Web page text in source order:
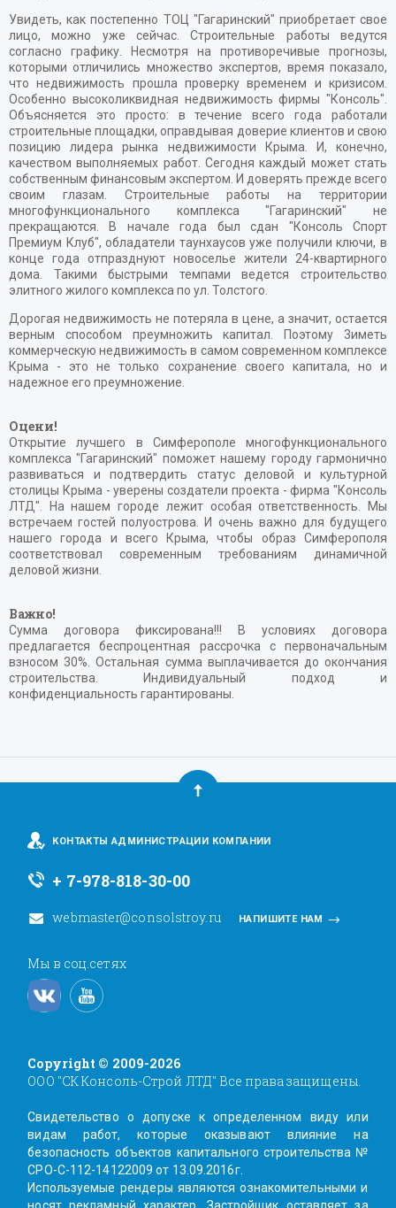
Увидеть, как постепенно ТОЦ "Гагаринский" приобретает свое
лицо, можно уже сейчас. Строительные работы ведутся
согласно графику. Несмотря на противоречивые прогнозы,
которыми отличились множество экспертов, время показало,
что недвижимость прошла проверку временем и кризисом.
Особенно высоколиквидная недвижимость фирмы "Консоль".
Объясняется это просто: в течение всего года работали
строительные площадки, оправдывая доверие клиентов и свою
позицию лидера рынка недвижимости Крыма. И, конечно,
качеством выполняемых работ. Сегодня каждый может стать
собственным финансовым экспертом. И доверять прежде всего
своим глазам. Строительные работы на территории
многофункционального комплекса "Гагаринский" не
прекращаются. В начале года был сдан "Консоль Спорт
Премиум Клуб", обладатели таунхаусов уже получили ключи, в
конце года отпразднуют новоселье жители 24-квартирного
дома. Такими быстрыми темпами ведется строительство
элитного жилого комплекса по ул. Толстого.
Дорогая недвижимость не потеряла в цене, а значит, остается
верным способом преумножить капитал. Поэтому 3иметь
коммерческую недвижимость в самом современном комплексе
Крыма - это не только сохранение своего капитала, но и
надежное его преумножение.
Оцени!
Открытие лучшего в Симферополе многофункционального
комплекса "Гагаринский" поможет нашему городу гармонично
развиваться и подтвердить статус деловой и культурной
столицы Крыма - уверены создатели проекта - фирма "Консоль
ЛТД". На нашем городе лежит особая ответственность. Мы
встречаем гостей полуострова. И очень важно для будущего
нашего города и всего Крыма, чтобы образ Симферополя
соответствовал современным требованиям динамичной
деловой жизни.
Важно!
Сумма договора фиксирована!!! В условиях договора
предлагается беспроцентная рассрочка с первоначальным
взносом 30%. Остальная сумма выплачивается до окончания
строительства. Индивидуальный подход и
конфиденциальность гарантированы.
КОНТАКТЫ АДМИНИСТРАЦИИ КОМПАНИИ
+ 7-978-818-30-00
webmaster@consolstroy.ru НАПИШИТЕ НАМ
Мы в соц.сетях
Copyright © 2009-2026
ООО "СК Консоль-Строй ЛТД" Все права защищены.
Свидетельство о допуске к определенном виду или
видам работ, которые оказывают влияние на
безопасность объектов капитального строительства №
СРО-С-112-14122009 от 13.09.2016г.
Используемые рендеры являются ознакомительными и